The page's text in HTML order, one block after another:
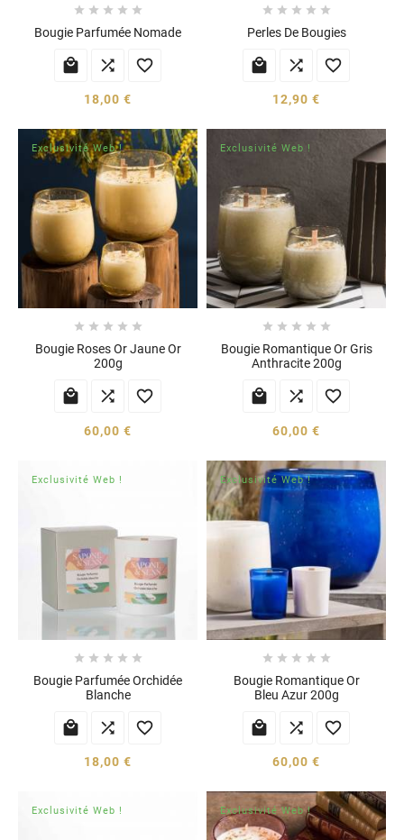
    
Bougie Parfumée Nomade
  
18,00 €
    
Perles De Bougies
  
12,90 €
Exclusivité Web !
    
Bougie Roses Or Jaune Or
200g
  
60,00 €
Exclusivité Web !
    
Bougie Romantique Or Gris
Anthracite 200g
  
60,00 €
Exclusivité Web !
    
Bougie Parfumée Orchidée
Blanche
  
18,00 €
Exclusivité Web !
    
Bougie Romantique Or
Bleu Azur 200g
  
60,00 €
Exclusivité Web ! Exclusivité Web !